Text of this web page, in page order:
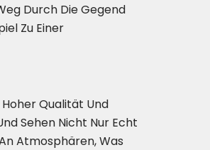
Durch Die Gegend
Zu Einer
Hoher Qualität Und
Sehen Nicht Nur Echt
Atmosphären, Was